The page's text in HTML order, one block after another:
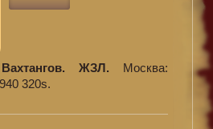
Вахтангов. ЖЗЛ. Москва:
320s.